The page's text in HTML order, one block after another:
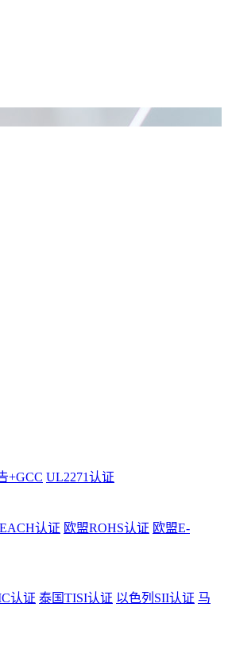
+GCC UL2271认证
认证 欧盟ROHS认证 欧盟E-
认证 泰国TISI认证 以色列SII认证 马